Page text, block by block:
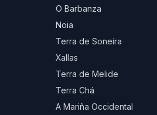
O Barbanza
Noia
Terra de Soneira
Xallas
Terra de Melide
Terra Chá
A Mariña Occidental